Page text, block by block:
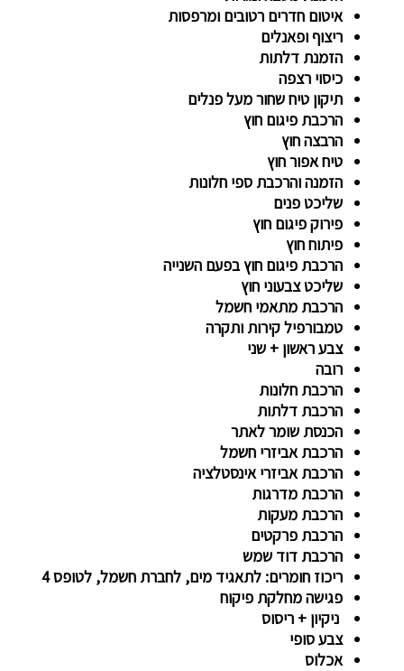
איטום חדרים רטובים ומרפסות
ריצוף ופאנלים
הזמנת דלתות
כיסוי רצפה
תיקון טיח שחור מעל פנלים
הרכבת פיגום חוץ
הרבצה חוץ
טיח אפור חוץ
הזמנה והרכבת ספי חלונות
שליכט פנים
פירוק פיגום חוץ
פיתוח חוץ
הרכבת פיגום חוץ בפעם השנייה
שליכט צבעוני חוץ
הרכבת מתאמי חשמל
טמבורפיל קירות ותקרה
צבע ראשון + שני
רובה
הרכבת חלונות
הרכבת דלתות
הכנסת שומר לאתר
הרכבת אביזרי חשמל
הרכבת אביזרי אינסטלציה
הרכבת מדרגות
הרכבת מעקות
הרכבת פרקטים
הרכבת דוד שמש
ריכוז חומרים: לתאגיד מים, לחברת חשמל, לטופס 4
פגישה מחלקת פיקוח
ניקיון + ריסוס
צבע סופי
אכלוס